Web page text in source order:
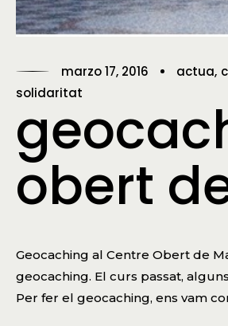
marzo 17, 2016 actua
solidaritat
obert
Geocaching al Centre Obert de
geocaching. El curs passat,
Per fer el geocaching, ens vam